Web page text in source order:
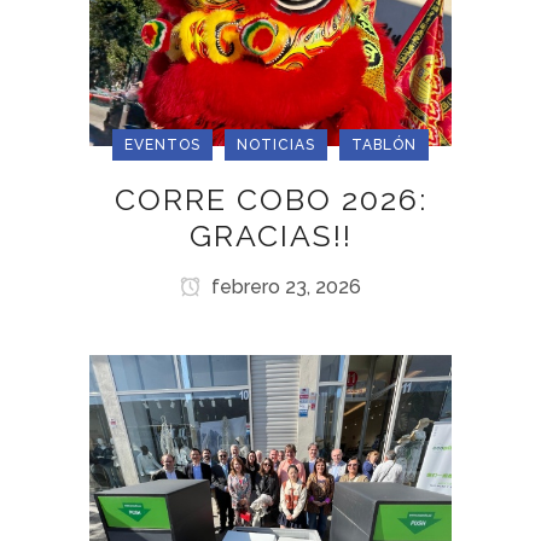
EVENTOS NOTICIAS TABLÓN
CORRE COBO 2026:
GRACIAS!!
febrero 23, 2026